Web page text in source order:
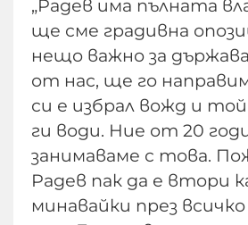
„Радев има пълната
ще сме градивна
нещо важно за
от нас, ще го
си е избрал вожд и
ги води. Ние от 20
занимаваме с това.
Радев пак да е втори
минавайки през всичко